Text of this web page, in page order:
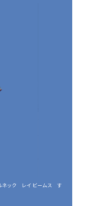
ネック レイ ビームス す